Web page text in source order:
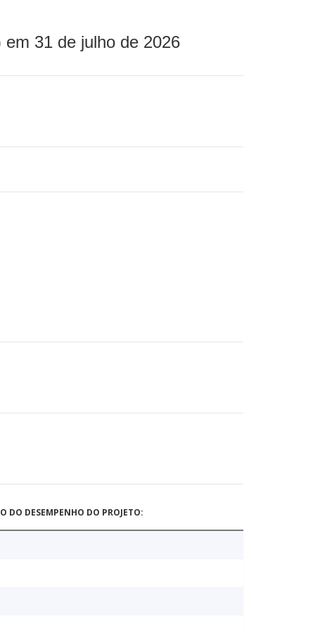
31 de julho de 2026
DO DESEMPENHO DO PROJETO: